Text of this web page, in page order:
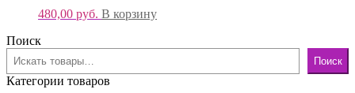
480,00 руб. В корзину
Поиск
Поиск
Категории товаров